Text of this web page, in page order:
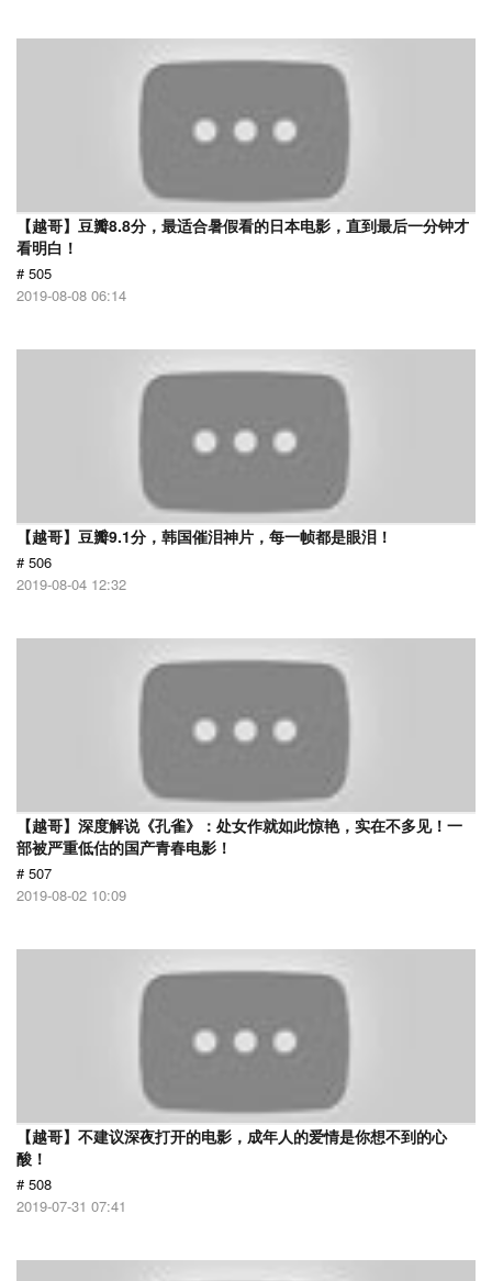
【越哥】豆瓣8.8分，最适合暑假看的日本电影，直到最后一分钟才
看明白！
# 505
2019-08-08 06:14
【越哥】豆瓣9.1分，韩国催泪神片，每一帧都是眼泪！
# 506
2019-08-04 12:32
【越哥】深度解说《孔雀》：处女作就如此惊艳，实在不多见！一
部被严重低估的国产青春电影！
# 507
2019-08-02 10:09
【越哥】不建议深夜打开的电影，成年人的爱情是你想不到的心
酸！
# 508
2019-07-31 07:41